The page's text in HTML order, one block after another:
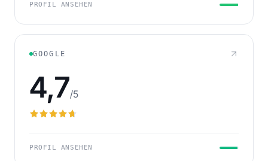
PROFIL ANSEHEN
GOOGLE
4,7/5
PROFIL ANSEHEN